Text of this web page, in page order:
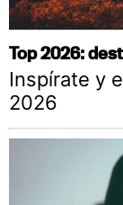
Top 2026:
Inspírate y
2026